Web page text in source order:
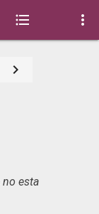
 

esta